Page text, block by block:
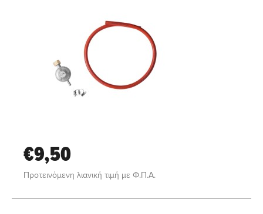
€9,50
Προτεινόμενη λιανική τιμή με Φ.Π.Α.